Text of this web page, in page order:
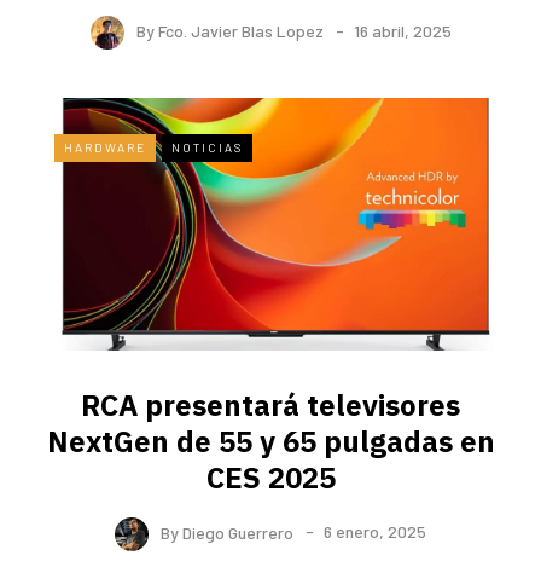
ByFco. Javier Blas Lopez 16 abril, 2025
HARDWARE NOTICIAS
RCA presentará televisores
NextGen de 55 y 65 pulgadas en
CES 2025
ByDiego Guerrero 6 enero, 2025